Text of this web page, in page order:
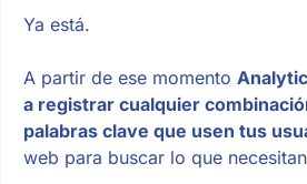
Ya está.
A partir de ese momento
a registrar cualquier
palabras clave que usen tus
web para buscar lo que